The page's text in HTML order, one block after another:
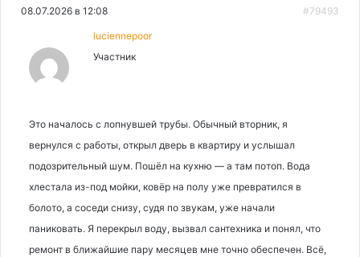
08.07.2026 в 12:08 #79493
luciennepoor
Участник
Это началось с лопнувшей трубы. Обычный вторник, я
вернулся с работы, открыл дверь в квартиру и услышал
подозрительный шум. Пошёл на кухню — а там потоп. Вода
хлестала из-под мойки, ковёр на полу уже превратился в
болото, а соседи снизу, судя по звукам, уже начали
паниковать. Я перекрыл воду, вызвал сантехника и понял, что
ремонт в ближайшие пару месяцев мне точно обеспечен. Всё,